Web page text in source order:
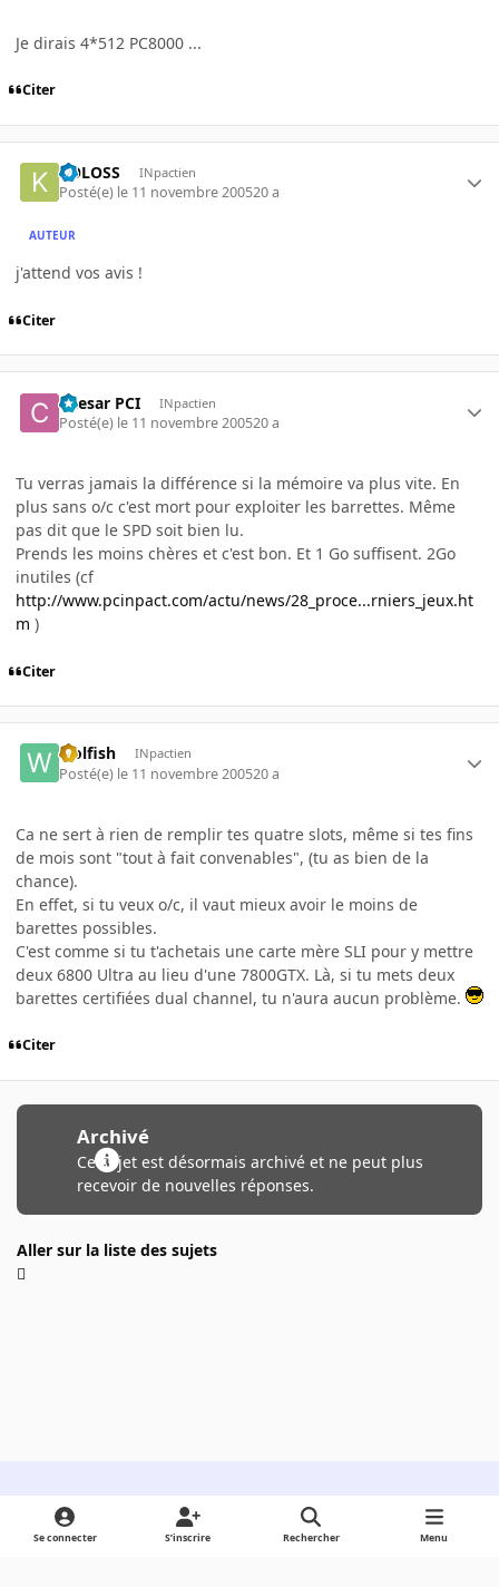
Je dirais 4*512 PC8000 ...
Citer
KOLOSS INpactien
Posté(e) le 11 novembre 200520 a
AUTEUR
j'attend vos avis !
Citer
Caesar PCI INpactien
Posté(e) le 11 novembre 200520 a
Tu verras jamais la différence si la mémoire va plus vite. En
plus sans o/c c'est mort pour exploiter les barrettes. Même
pas dit que le SPD soit bien lu.
Prends les moins chères et c'est bon. Et 1 Go suffisent. 2Go
inutiles (cf
http://www.pcinpact.com/actu/news/28_proce...rniers_jeux.ht
m )
Citer
wolfish INpactien
Posté(e) le 11 novembre 200520 a
Ca ne sert à rien de remplir tes quatre slots, même si tes fins
de mois sont "tout à fait convenables", (tu as bien de la
chance).
En effet, si tu veux o/c, il vaut mieux avoir le moins de
barettes possibles.
C'est comme si tu t'achetais une carte mère SLI pour y mettre
deux 6800 Ultra au lieu d'une 7800GTX. Là, si tu mets deux
barettes certifiées dual channel, tu n'aura aucun problème.
Citer
Archivé
Ce sujet est désormais archivé et ne peut plus
recevoir de nouvelles réponses.
Aller sur la liste des sujets
Light ModeDark ModeSystem Preference
Se connecter S’inscrire Rechercher Menu